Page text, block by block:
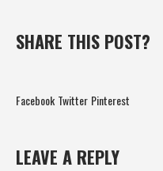
SHARE THIS POST?
Facebook Twitter Pinterest
LEAVE A REPLY